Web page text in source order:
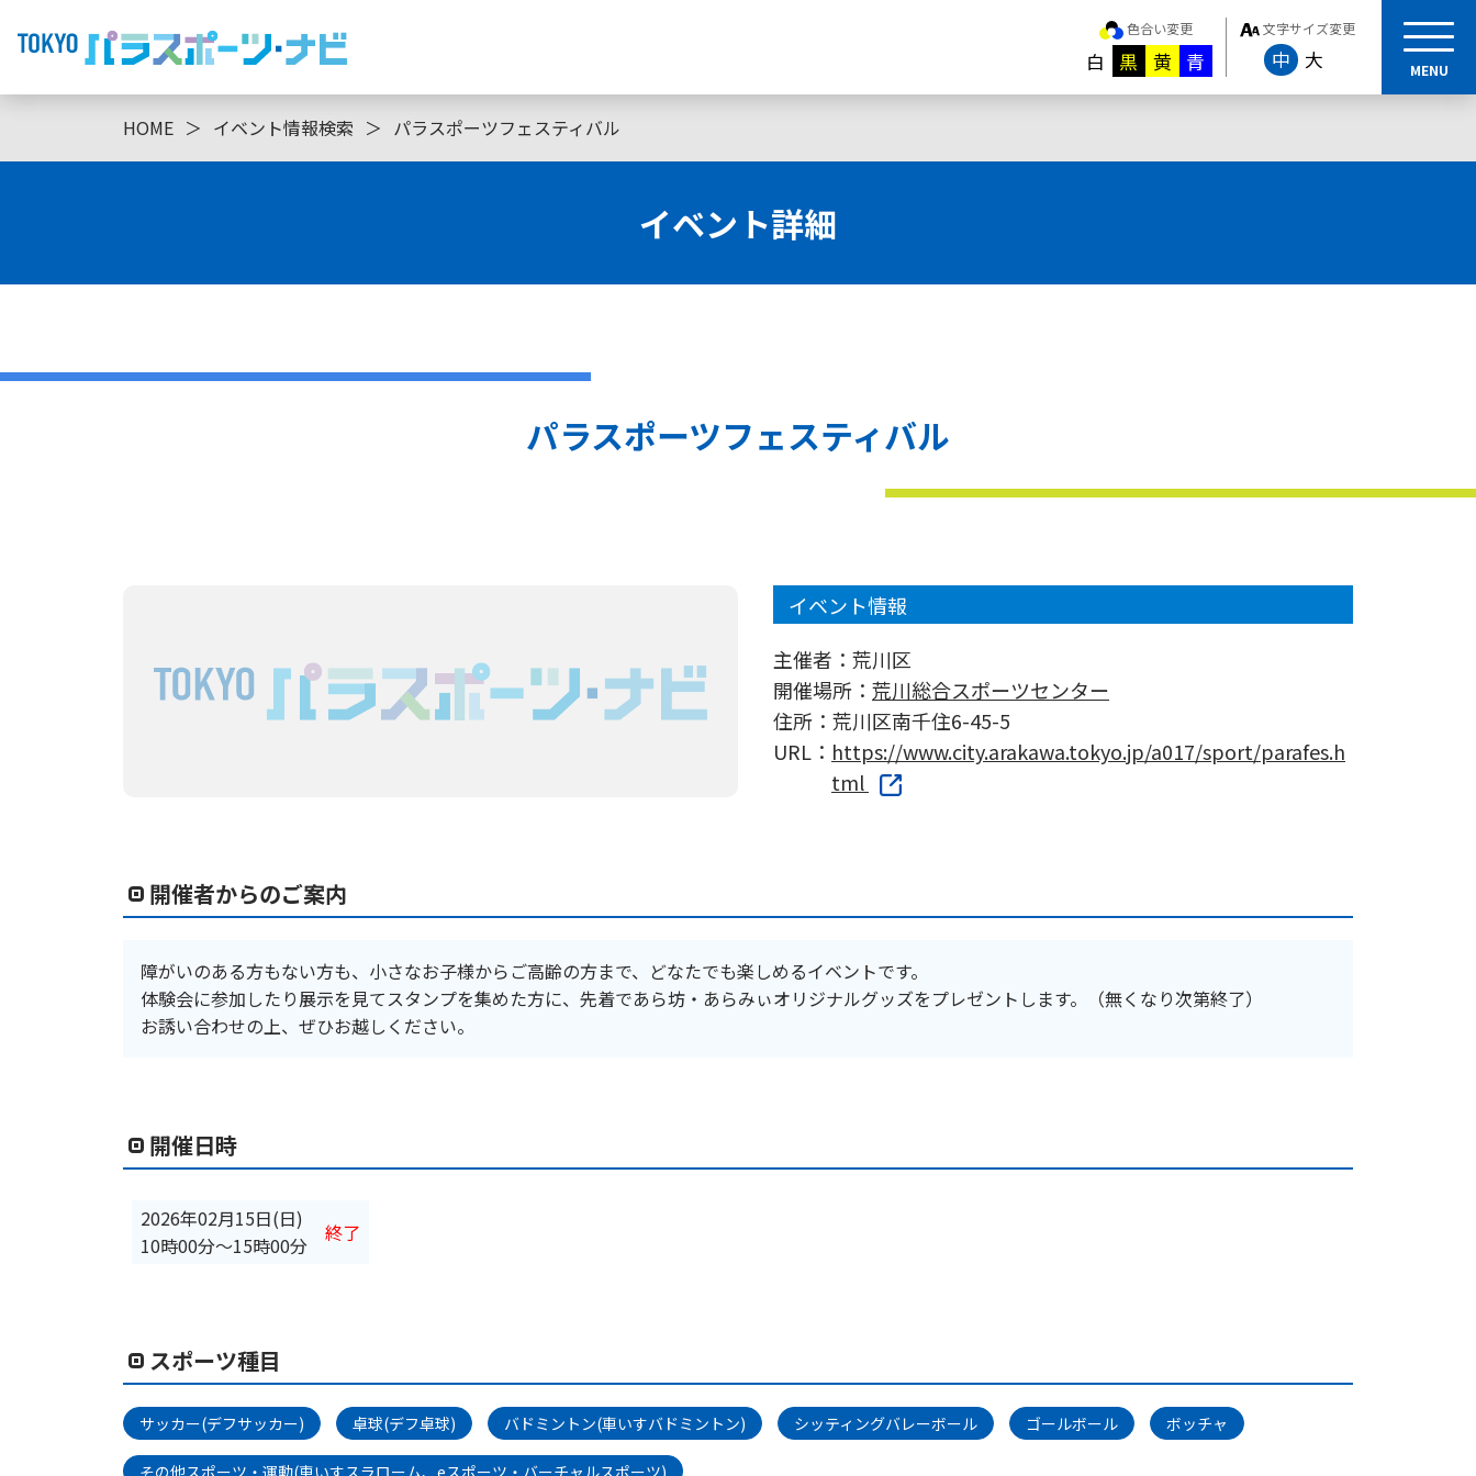
色合い変更
白 黒 黄 青
文字サイズ変更
中 大 MENU
HOME ＞ イベント情報検索 ＞ パラスポーツフェスティバル
イベント詳細
パラスポーツフェスティバル
イベント情報
主催者： 荒川区
開催場所： 荒川総合スポーツセンター
住所： 荒川区南千住6-45-5
URL： https://www.city.arakawa.tokyo.jp/a017/sport/parafes.h
tml
開催者からのご案内
障がいのある方もない方も、小さなお子様からご高齢の方まで、どなたでも楽しめるイベントです。
体験会に参加したり展示を見てスタンプを集めた方に、先着であら坊・あらみぃオリジナルグッズをプレゼントします。（無くなり次第終了）
お誘い合わせの上、ぜひお越しください。
開催日時
2026年02月15日(日)
10時00分〜15時00分
終了
スポーツ種目
サッカー(デフサッカー) 卓球(デフ卓球) バドミントン(車いすバドミントン) シッティングバレーボール ゴールボール ボッチャ
その他スポーツ・運動(車いすスラローム、eスポーツ・バーチャルスポーツ)